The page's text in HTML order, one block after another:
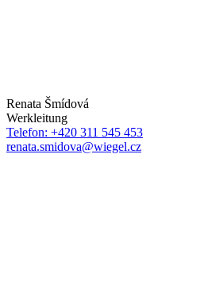
Renata Šmídová
Werkleitung
Telefon: +420 311 545 453
renata.smidova@wiegel.cz